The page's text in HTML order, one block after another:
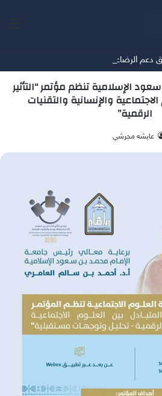
الإسلامية تنظم مؤتمر “التأثير
والإنسانية والتقنيات
الرقمية”
‫ عايشه مجرشي